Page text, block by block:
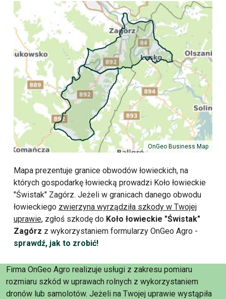
OnGeo Business Map
Mapa prezentuje granice obwodów łowieckich, na
których gospodarkę łowiecką prowadzi Koło łowieckie
"Świstak" Zagórz. Jeżeli w granicach danego obwodu
łowieckiego zwierzyna wyrządziła szkody w Twojej
uprawie, zgłoś szkodę do Koło łowieckie "Świstak"
Zagórz z wykorzystaniem formularzy OnGeo Agro -
sprawdź, jak to zrobić!
Firma OnGeo Agro realizuje usługi z zakresu pomiaru
rozmiaru szkód w uprawach rolnych z wykorzystaniem
dronów lub samolotów. Jeżeli na Twojej uprawie wystąpiła